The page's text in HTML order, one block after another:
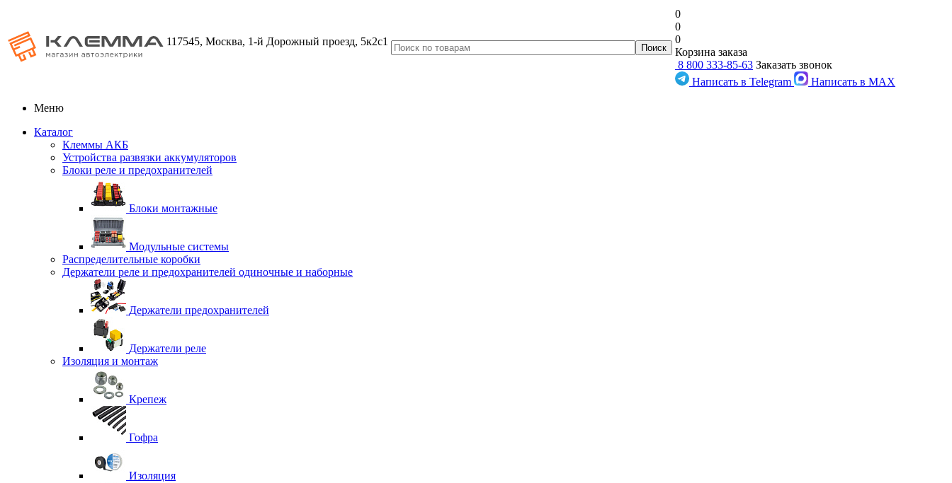
117545, Москва, 1-й Дорожный проезд, 5к2с1
0
0
0
Корзина заказа
8 800 333-85-63 Заказать звонок
Написать в Telegram
Написать в MAX
Меню
Каталог
Клеммы АКБ
Устройства развязки аккумуляторов
Блоки реле и предохранителей
Блоки монтажные
Модульные системы
Распределительные коробки
Держатели реле и предохранителей одиночные и наборные
Держатели предохранителей
Держатели реле
Изоляция и монтаж
Крепеж
Гофра
Изоляция